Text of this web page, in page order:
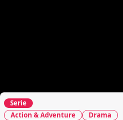
Serie
Action & Adventure
Drama